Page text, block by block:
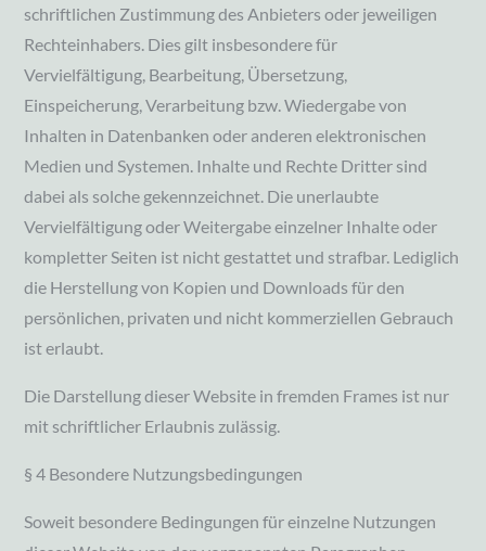
schriftlichen Zustimmung des Anbieters oder jeweiligen
Rechteinhabers. Dies gilt insbesondere für
Vervielfältigung, Bearbeitung, Übersetzung,
Einspeicherung, Verarbeitung bzw. Wiedergabe von
Inhalten in Datenbanken oder anderen elektronischen
Medien und Systemen. Inhalte und Rechte Dritter sind
dabei als solche gekennzeichnet. Die unerlaubte
Vervielfältigung oder Weitergabe einzelner Inhalte oder
kompletter Seiten ist nicht gestattet und strafbar. Lediglich
die Herstellung von Kopien und Downloads für den
persönlichen, privaten und nicht kommerziellen Gebrauch
ist erlaubt.
Die Darstellung dieser Website in fremden Frames ist nur
mit schriftlicher Erlaubnis zulässig.
§ 4 Besondere Nutzungsbedingungen
Soweit besondere Bedingungen für einzelne Nutzungen